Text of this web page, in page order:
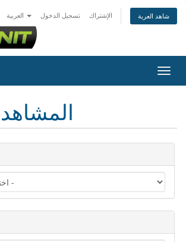
تسجيل الدخول الإشتراك شاهد العربة